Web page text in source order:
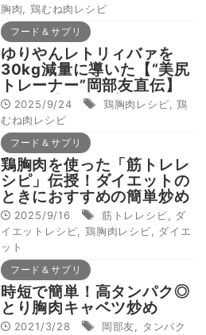
胸肉
鶏むね肉レシピ
フード＆サプリ
ゆりやんレトリィバァを
30kg減量に導いた【“美尻
トレーナー”岡部友直伝】
〇〇に漬ける、高タンパク
低脂質レシピ
2025/9/24 鶏胸肉レシピ ,鶏
むね肉レシピ
フード＆サプリ
鶏胸肉を使った「筋トレレ
シピ」伝授！ダイエットの
ときにおすすめの簡単炒め
物料理
2025/9/16 筋トレレシピ
ダ
イエットレシピ
鶏胸肉レシピ
ダイエ
ット
フード＆サプリ
時短で簡単！高タンパク◎
とり胸肉キャベツ炒め
2021/3/28 岡部友
タンパク